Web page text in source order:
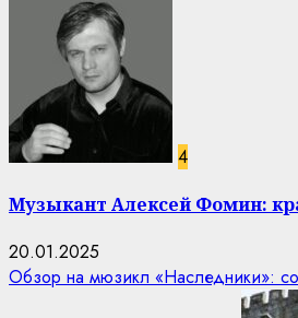
4
Музыкант Алексей Фомин:
20.01.2025
Обзор на мюзикл «Наследники»: